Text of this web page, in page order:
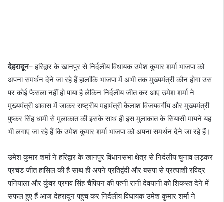
देहरादून– हरिद्वार के खानपुर से निर्दलीय विधायक उमेश कुमार शर्मा भाजपा को
अपना समर्थन देने जा रहे हैं हालांकि भाजपा में अभी तक मुख्यमंत्री कौन होगा उस
पर कोई फैसला नहीं हो पाया है लेकिन निर्दलीय जीत कर आए उमेश शर्मा ने
मुख्यमंत्री आवास में जाकर राष्ट्रीय महामंत्री कैलाश विजयवर्गीय और मुख्यमंत्री
पुष्कर सिंह धामी से मुलाकात की इसके साथ ही इस मुलाकात के सियासी मायने यह
भी लगाए जा रहे हैं कि उमेश कुमार शर्मा भाजपा को अपना समर्थन देने जा रहे हैं।
उमेश कुमार शर्मा ने हरिद्वार के खानपुर विधानसभा क्षेत्र से निर्दलीय चुनाव लड़कर
प्रचंड जीत हासिल की है साथ ही अपने प्रतिद्वंदी और बसपा से प्रत्याशी रविंद्र
पनियाला और कुंवर प्रणव सिंह चैंपियन की पत्नी रानी देवयानी को शिकस्त देने में
सफल हुए हैं आज देहरादून पहुंच कर निर्दलीय विधायक उमेश कुमार शर्मा ने